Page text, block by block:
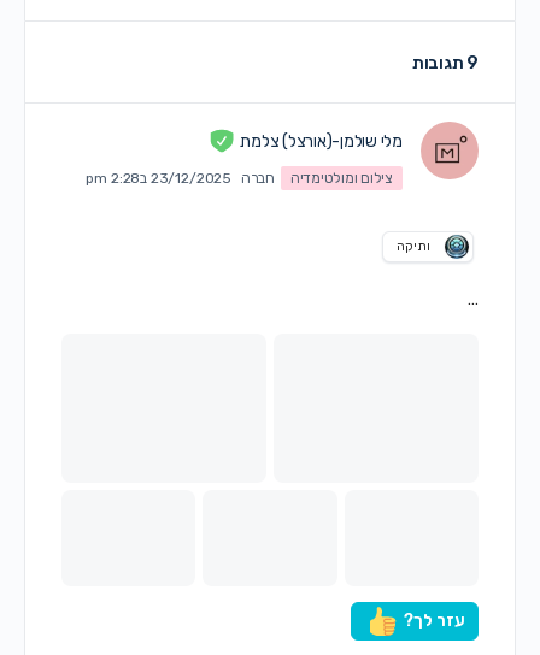
9 תגובות
מלי שולמן-(אורצל) צלמת
צילום ומולטימדיה חברה 23/12/2025 ב2:28 pm
ותיקה
…
עזר לך?